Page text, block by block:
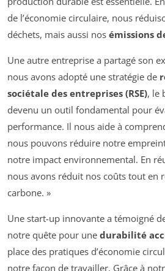
de l’économie circulaire, nous
déchets, mais aussi nos émissions
Une autre entreprise a partagé son
nous avons adopté une stratégie de
sociétale des entreprises (RSE), le
devenu un outil fondamental pour
performance. Il nous aide à
nous pouvons réduire notre
notre impact environnemental. En
nous avons réduit nos coûts tout en
carbone. »
Une start-up innovante a témoigné
notre quête pour une durabilité
place des pratiques d’économie
notre façon de travailler. Grâce à